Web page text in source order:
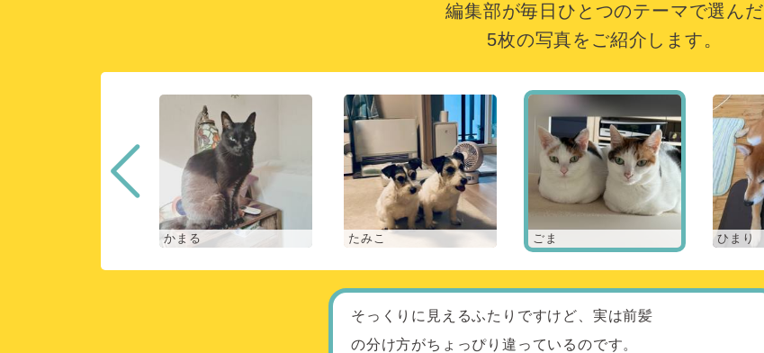
編集部が毎日ひとつのテーマで選んだ
5枚の写真をご紹介します。
かまる たみこ ごま ひまり
そっくりに見えるふたりですけど、実は前髪
の分け方がちょっぴり違っているのです。